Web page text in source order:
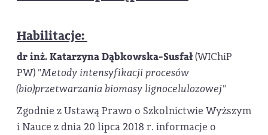
Habilitacje:
dr inż. Katarzyna Dąbkowska-Susfał(WIChiP
PW) "Metody intensyfikacji procesów
(bio)przetwarzania biomasy lignocelulozowej"
Zgodnie z Ustawą Prawo o Szkolnictwie Wyższym
i Nauce z dnia 20 lipca 2018 r. informacje o